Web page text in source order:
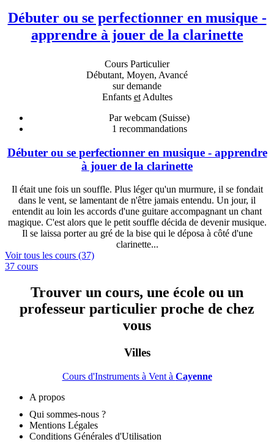
Débuter ou se perfectionner en musique -
apprendre à jouer de la clarinette
Cours Particulier
Débutant, Moyen, Avancé
sur demande
Enfants etAdultes
Par webcam (Suisse)
1 recommandations
Débuter ou se perfectionner en musique - apprendre
à jouer de la clarinette
Il était une fois un souffle. Plus léger qu'un murmure, il se fondait
dans le vent, se lamentant de n'être jamais entendu. Un jour, il
entendit au loin les accords d'une guitare accompagnant un chant
magique. C'est alors que le petit souffle décida de devenir musique.
Il se laissa porter au gré de la bise qui le déposa à côté d'une
clarinette...
Voir tous les cours (37)
37 cours
Trouver un cours, une école ou un
professeur particulier proche de chez
vous
Villes
Cours d'Instruments à Vent à Cayenne
A propos
Qui sommes-nous ?
Mentions Légales
Conditions Générales d'Utilisation